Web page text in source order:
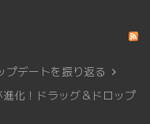
デートを振り返る
化！ドラッグ＆ドロップ